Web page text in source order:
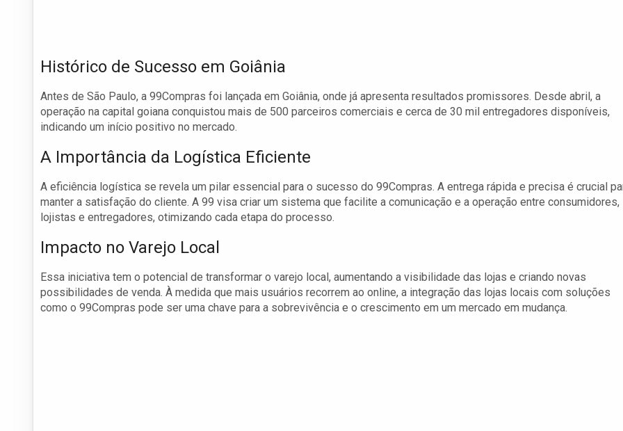
Histórico de Sucesso em Goiânia
Antes de São Paulo, a 99Compras foi lançada em Goiânia, onde já apresenta resultados promissores. Desde abril, a
operação na capital goiana conquistou mais de 500 parceiros comerciais e cerca de 30 mil entregadores disponíveis,
indicando um início positivo no mercado.
A Importância da Logística Eficiente
A eficiência logística se revela um pilar essencial para o sucesso do 99Compras. A entrega rápida e precisa é crucial
manter a satisfação do cliente. A 99 visa criar um sistema que facilite a comunicação e a operação entre consumidores,
lojistas e entregadores, otimizando cada etapa do processo.
Impacto no Varejo Local
Essa iniciativa tem o potencial de transformar o varejo local, aumentando a visibilidade das lojas e criando novas
possibilidades de venda. À medida que mais usuários recorrem ao online, a integração das lojas locais com soluções
como o 99Compras pode ser uma chave para a sobrevivência e o crescimento em um mercado em mudança.